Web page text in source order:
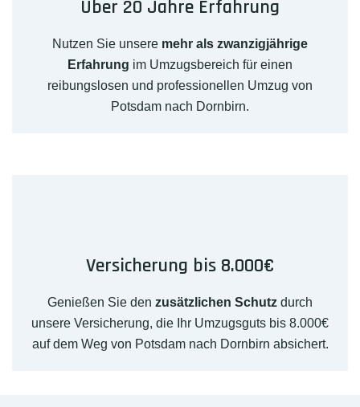
Über 20 Jahre Erfahrung
Nutzen Sie unsere mehr als zwanzigjährige
Erfahrung im Umzugsbereich für einen
reibungslosen und professionellen Umzug von
Potsdam nach Dornbirn.
Versicherung bis 8.000€
Genießen Sie den zusätzlichen Schutz durch
unsere Versicherung, die Ihr Umzugsguts bis 8.000€
auf dem Weg von Potsdam nach Dornbirn absichert.